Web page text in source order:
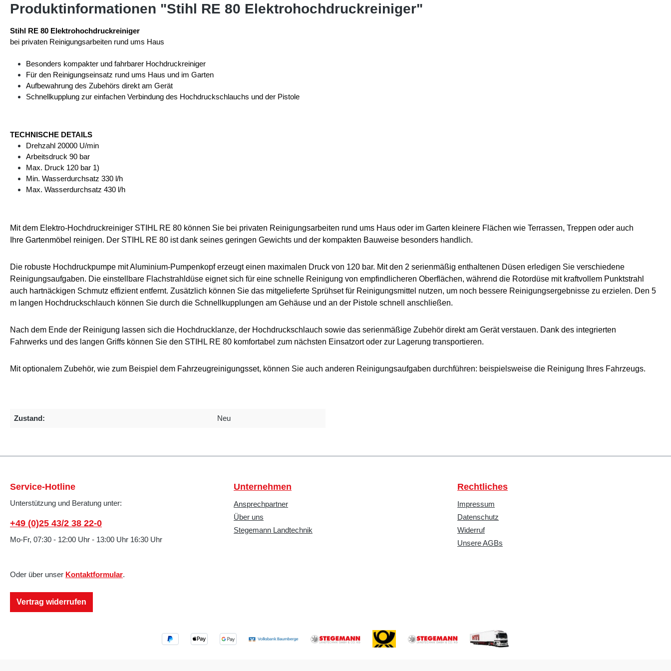
Produktinformationen "Stihl RE 80 Elektrohochdruckreiniger"
Stihl RE 80 Elektrohochdruckreiniger
bei privaten Reinigungsarbeiten rund ums Haus
Besonders kompakter und fahrbarer Hochdruckreiniger
Für den Reinigungseinsatz rund ums Haus und im Garten
Aufbewahrung des Zubehörs direkt am Gerät
Schnellkupplung zur einfachen Verbindung des Hochdruckschlauchs und der Pistole
TECHNISCHE DETAILS
Drehzahl 20000 U/min
Arbeitsdruck 90 bar
Max. Druck 120 bar 1)
Min. Wasserdurchsatz 330 l/h
Max. Wasserdurchsatz 430 l/h
Mit dem Elektro-Hochdruckreiniger STIHL RE 80 können Sie bei privaten Reinigungsarbeiten rund ums Haus oder im Garten kleinere Flächen wie Terrassen, Treppen oder auch
Ihre Gartenmöbel reinigen. Der STIHL RE 80 ist dank seines geringen Gewichts und der kompakten Bauweise besonders handlich.
Die robuste Hochdruckpumpe mit Aluminium-Pumpenkopf erzeugt einen maximalen Druck von 120 bar. Mit den 2 serienmäßig enthaltenen Düsen erledigen Sie verschiedene
Reinigungsaufgaben. Die einstellbare Flachstrahldüse eignet sich für eine schnelle Reinigung von empfindlicheren Oberflächen, während die Rotordüse mit kraftvollem Punktstrahl
auch hartnäckigen Schmutz effizient entfernt. Zusätzlich können Sie das mitgelieferte Sprühset für Reinigungsmittel nutzen, um noch bessere Reinigungsergebnisse zu erzielen. Den 5
m langen Hochdruckschlauch können Sie durch die Schnellkupplungen am Gehäuse und an der Pistole schnell anschließen.
Nach dem Ende der Reinigung lassen sich die Hochdrucklanze, der Hochdruckschlauch sowie das serienmäßige Zubehör direkt am Gerät verstauen. Dank des integrierten
Fahrwerks und des langen Griffs können Sie den STIHL RE 80 komfortabel zum nächsten Einsatzort oder zur Lagerung transportieren.
Mit optionalem Zubehör, wie zum Beispiel dem Fahrzeugreinigungsset, können Sie auch anderen Reinigungsaufgaben durchführen: beispielsweise die Reinigung Ihres Fahrzeugs.
Zustand: Neu
Service-Hotline
Unterstützung und Beratung unter:
+49 (0)25 43/2 38 22-0
Mo-Fr, 07:30 - 12:00 Uhr - 13:00 Uhr 16:30 Uhr
Oder über unser Kontaktformular.
Vertrag widerrufen
Unternehmen
Ansprechpartner
Über uns
Stegemann Landtechnik
Rechtliches
Impressum
Datenschutz
Widerruf
Unsere AGBs